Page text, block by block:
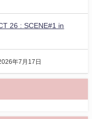
26 : SCENE#1 in
年7月17日